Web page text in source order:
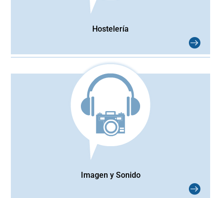
Hostelería
Imagen y Sonido